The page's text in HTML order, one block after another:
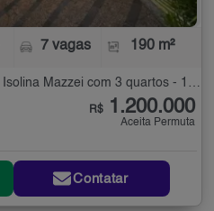
7 vagas 190 m²
Casa Térrea à Venda na Vila Isolina Mazzei com 3 quartos - 190 m²
R$ 1.200.000
Aceita Permuta
Contatar